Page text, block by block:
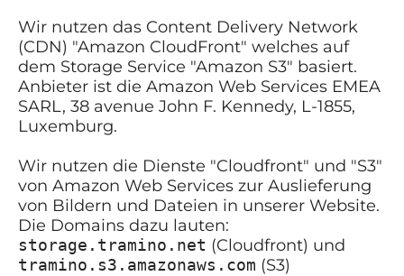
Wir nutzen das Content Delivery Network
(CDN) "Amazon CloudFront" welches auf
dem Storage Service "Amazon S3" basiert.
Anbieter ist die Amazon Web Services EMEA
SARL, 38 avenue John F. Kennedy, L-1855,
Luxemburg.
Wir nutzen die Dienste "Cloudfront" und "S3"
von Amazon Web Services zur Auslieferung
von Bildern und Dateien in unserer Website.
Die Domains dazu lauten:
storage.tramino.net (Cloudfront) und
tramino.s3.amazonaws.com (S3)